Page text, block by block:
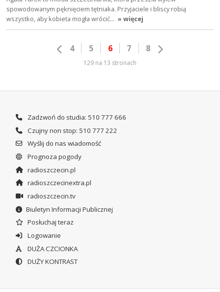
spowodowanym pęknięciem tętniaka. Przyjaciele i bliscy robią
wszystko, aby kobieta mogła wrócić… » więcej
4 5 6 7 8
129 na 13 stronach
Zadzwoń do studia: 510 777 666
Czujny non stop: 510 777 222
Wyślij do nas wiadomość
Prognoza pogody
radioszczecin.pl
radioszczecinextra.pl
radioszczecin.tv
Biuletyn Informacji Publicznej
Posłuchaj teraz
Logowanie
DUŻA CZCIONKA
DUŻY KONTRAST